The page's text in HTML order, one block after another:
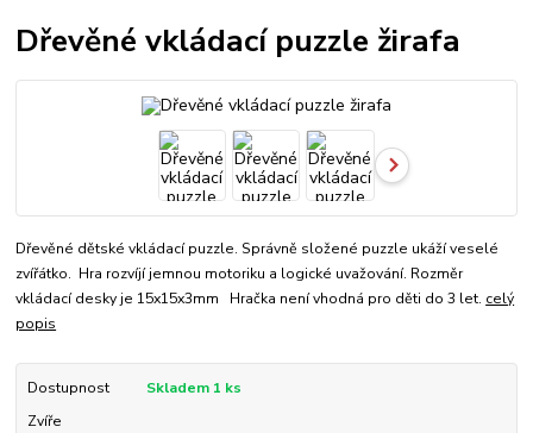
Dřevěné vkládací puzzle žirafa
Dřevěné dětské vkládací puzzle. Správně složené puzzle ukáží veselé
zvířátko. Hra rozvíjí jemnou motoriku a logické uvažování. Rozměr
vkládací desky je 15x15x3mm Hračka není vhodná pro děti do 3 let. celý
popis
Dostupnost
Skladem 1 ks
Zvíře